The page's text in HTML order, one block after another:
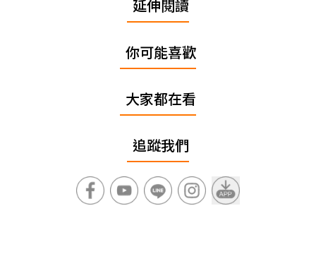
延伸閱讀
你可能喜歡
大家都在看
追蹤我們